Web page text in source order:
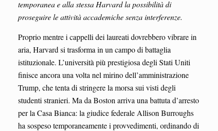
temporanea e alla stessa Harvard la possibilità di
proseguire le attività accademiche senza interferenze.
Proprio mentre i cappelli dei laureati dovrebbero vibrare in
aria, Harvard si trasforma in un campo di battaglia
istituzionale. L’università più prestigiosa degli Stati Uniti
finisce ancora una volta nel mirino dell’amministrazione
Trump, che tenta di stringere la morsa sui visti degli
studenti stranieri. Ma da Boston arriva una battuta d’arresto
per la Casa Bianca: la giudice federale Allison Burroughs
ha sospeso temporaneamente i provvedimenti, ordinando di